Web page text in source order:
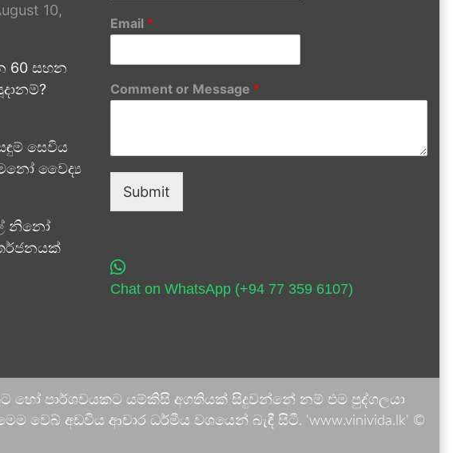
10,
60 සහන
සෙවිය
මනෝ වෛද්‍ය
නිනෝ
Email *
Comment or Message *
Submit
Chat on WhatsApp (+94 77 359 6107)
හෝ පාර්ශවයකට යම්කිසි අගතියක් සිදුවන්නේ නම් එම පුද්ගලයා
අඩවිය ආචාර ධර්මීය වශයෙන් බැඳී සිටී. 'www.vinivida.lk' ©